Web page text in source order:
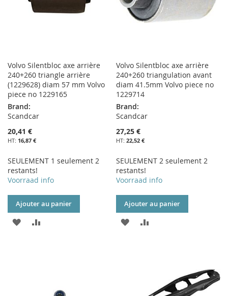
Volvo Silentbloc axe arrière
240+260 triangle arrière
(1229628) diam 57 mm Volvo
piece no 1229165
Brand:
Scandcar
20,41 €
16,87 €
SEULEMENT 1 seulement 2
restants!
Voorraad info
Ajouter au panier
AJOUTER
Volvo Silentbloc axe arrière
240+260 triangulation avant
diam 41.5mm Volvo piece no
1229714
Brand:
Scandcar
27,25 €
22,52 €
SEULEMENT 2 seulement 2
restants!
Voorraad info
Ajouter au panier
AJOUTER
D’ENVIE